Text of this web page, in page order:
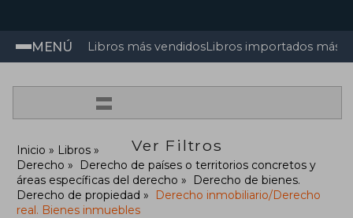
MENÚ Libros más vendidosLibros importados más
=
Ver Filtros
Inicio
Libros
Derecho
Derecho de países o territorios concretos y
áreas específicas del derecho
Derecho de bienes.
Derecho de propiedad
Derecho inmobiliario/Derecho
real. Bienes inmuebles